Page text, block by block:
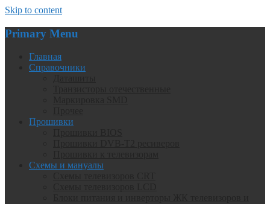
Skip to content
Primary Menu
Главная
Справочники
Прошивки
Схемы и мануалы